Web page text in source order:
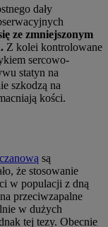
dały
ze zmniejszonym
Z kolei kontrolowane
sercowo-
statyn na
szkodzą na
kości.
są
że stosowanie
w populacji z dną
przeciwzapalne
w dużych
tej tezy. Obecnie